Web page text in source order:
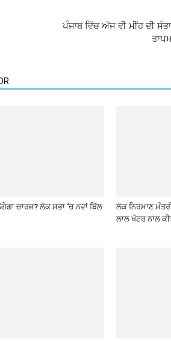
ਪੰਜਾਬ ਵਿੱਚ ਅੱਜ ਵੀ ਮੀਂਹ ਦੀ
ਚਾਰਜ? ਲੋਕ ਸਭਾ ‘ਚ ਨਵਾਂ ਬਿੱਲ
ਲੋਕ ਨਿਰਮਾਣ
ਲਾਲ ਖੱਟਰ ਨਾਲ